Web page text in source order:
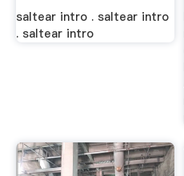
saltear intro . saltear intro
. saltear intro